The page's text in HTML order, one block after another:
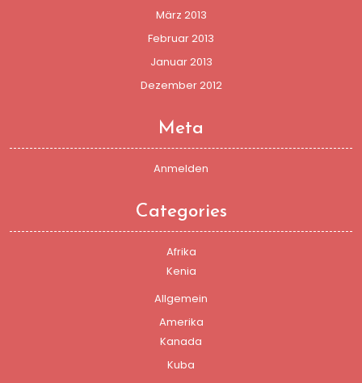
März 2013
Februar 2013
Januar 2013
Dezember 2012
Meta
Anmelden
Categories
Afrika
Kenia
Allgemein
Amerika
Kanada
Kuba